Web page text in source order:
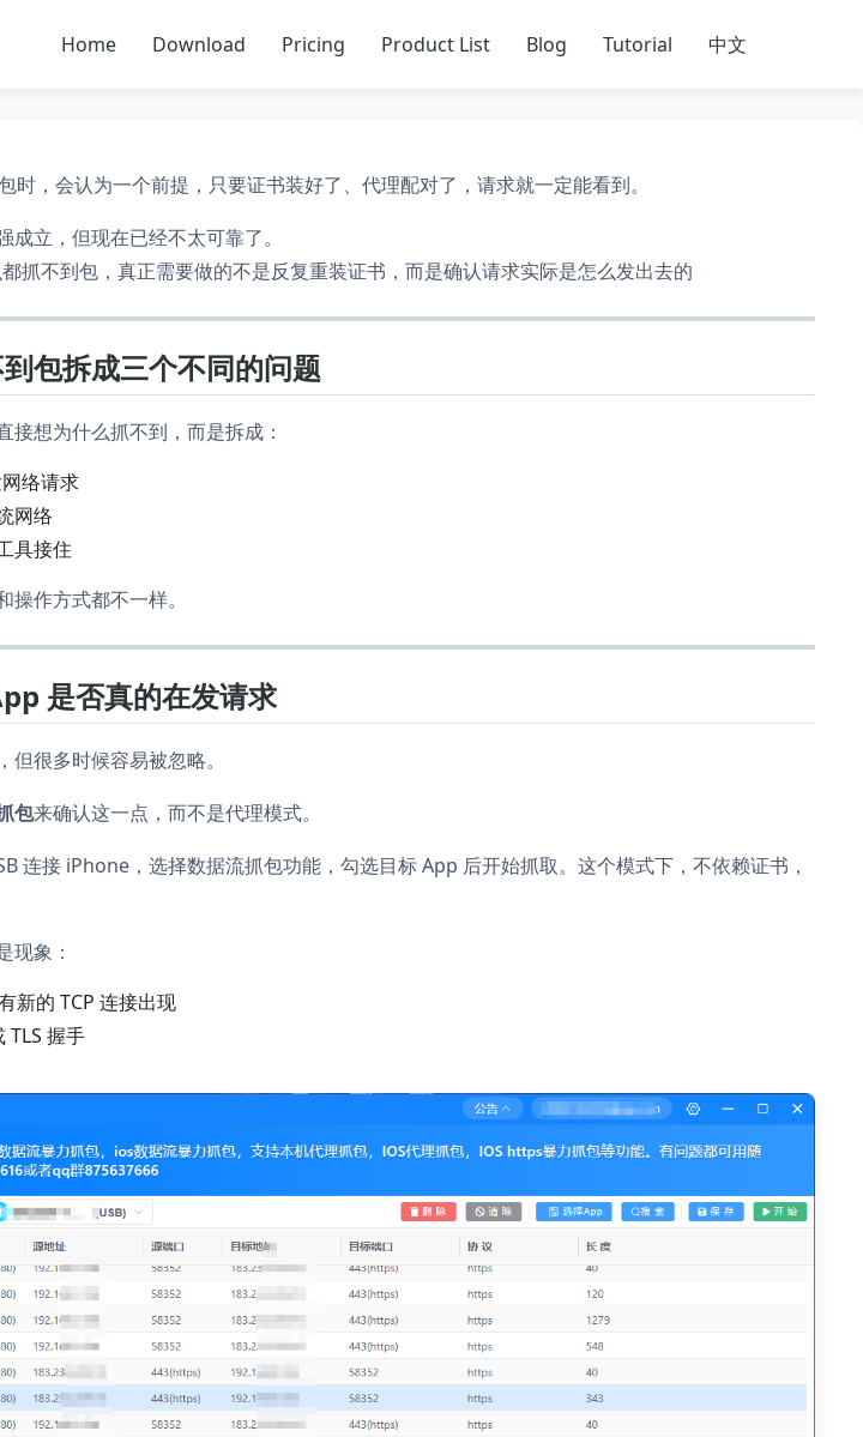
Home Download Pricing Product List Blog Tutorial 中文
时，会认为一个前提，只要证书装好了、代理配对了，请求就一定能看到。
立，但现在已经不太可靠了。
抓不到包，真正需要做的不是反复重装证书，而是确认请求实际是怎么发出去的
包拆成三个不同的问题
接想为什么抓不到，而是拆成：
络请求
网络
具接住
作方式都不一样。
是否真的在发请求
很多时候容易被忽略。
包来确认这一点，而不是代理模式。
连接 iPhone，选择数据流抓包功能，勾选目标 App 后开始抓取。这个模式下，不依赖证书，
现象：
新的 TCP 连接出现
TLS 握手